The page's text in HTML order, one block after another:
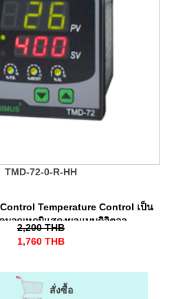
TMD-72-0-R-HH
Temperature Control เป็น
คุมอุณหภูมิแสดงผลแบบดิจิตอล
2,200 THB
1,760 THB
สั่งซื้อ